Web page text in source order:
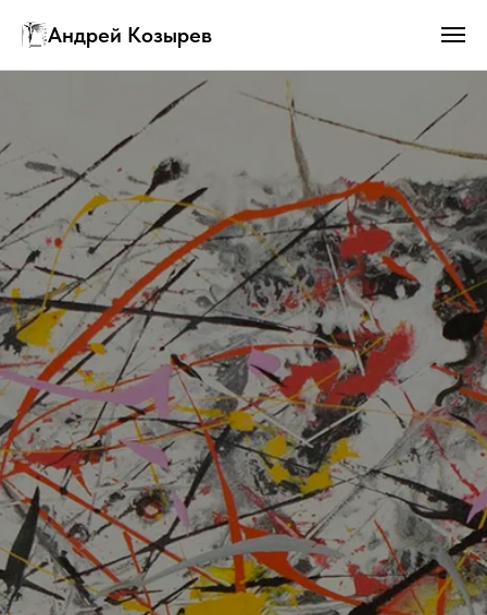
Андрей Козырев